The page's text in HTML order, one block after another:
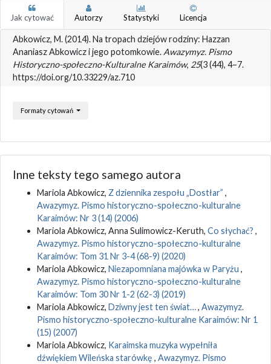
Jak cytować Autorzy Statystyki Licencja
Abkowicz, M. (2014). Na tropach dziejów rodziny: Hazzan
Ananiasz Abkowicz i jego potomkowie. Awazymyz. Pismo
Historyczno-społeczno-Kulturalne Karaimów, 25(3 (44), 4–7.
https://doi.org/10.33229/az.710
Formaty cytowań
Inne teksty tego samego autora
Mariola Abkowicz, Z dziennika zespołu „Dostłar” ,
Awazymyz. Pismo historyczno-społeczno-kulturalne
Karaimów: Nr 3 (14) (2006)
Mariola Abkowicz, Anna Sulimowicz-Keruth, Co słychać? ,
Awazymyz. Pismo historyczno-społeczno-kulturalne
Karaimów: Tom 31 Nr 3-4 (68-9) (2020)
Mariola Abkowicz, Niezapomniana majówka w Paryżu ,
Awazymyz. Pismo historyczno-społeczno-kulturalne
Karaimów: Tom 30 Nr 1-2 (62-3) (2019)
Mariola Abkowicz, Dziwny jest ten świat…, Awazymyz.
Pismo historyczno-społeczno-kulturalne Karaimów: Nr 1
(15) (2007)
Mariola Abkowicz, Karaimska muzyka wypełniła
dźwiękiem Wileńska starówkę , Awazymyz. Pismo